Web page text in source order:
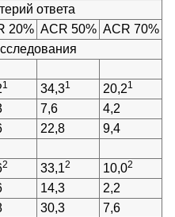
ответа
20% ACR 50% ACR 70%
1 34,31 20,21
7,6
4,2
22,8
9,4
2 33,12 10,02
14,3
2,2
30,3
7,6